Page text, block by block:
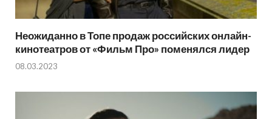
Неожиданно в Топе продаж российских онлайн-
кинотеатров от «Фильм Про» поменялся лидер
08.03.2023